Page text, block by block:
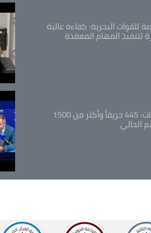
للقوات البحرية: كفاءة عالية
لتنفيذ المهام المعقدة
المدير العام للغابات: 445 حريقاً وأكثر من 1500
الحالي